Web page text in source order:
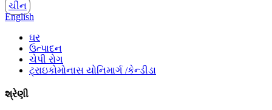
ચીન
English
ઘર
ઉત્પાદન
ચેપી રોગ
ટ્રાઇકોમોનાસ યોનિમાર્ગ /કેન્ડીડા
શ્રેણી